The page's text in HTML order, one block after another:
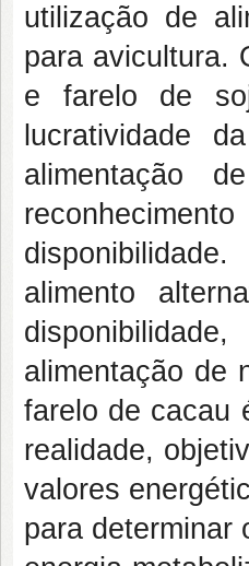
utilização de
para avicultura.
e farelo de
lucratividade
alimentação
alimento
alimentação de
farelo de cacau
realidade,
valores
para determinar